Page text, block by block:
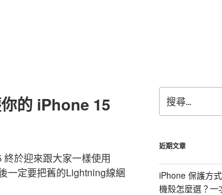
的 iPhone 15
終於迎來跟大家一樣使用
一定要把舊的Lightning線綑
尋
關
字:
近期文章
iPhone 保護方
機殼怎麼選？一